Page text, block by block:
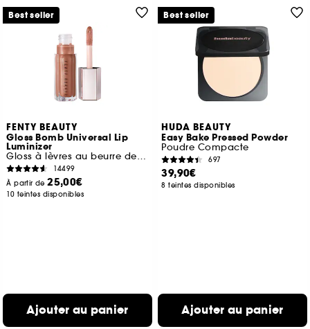
FENTY BEAUTY
Gloss Bomb Universal Lip
Luminizer
Gloss à lèvres au beurre de karité
14499
À partir de25,00€
10 teintes disponibles
Ajouter au panier
Best seller
HUDA BEAUTY
Easy Bake Pressed Powder
Poudre Compacte
697
39,90€
8 teintes disponibles
Ajouter au panier
Best seller